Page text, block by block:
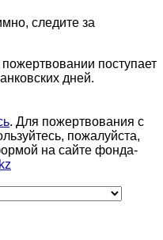
следите за
поступает
дней.
. Для пожертвования с
пожалуйста,
на сайте фонда-